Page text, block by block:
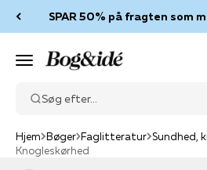
SPAR 50% på fragten som
Menu Bog & idé
Søg efter...
Hjem Bøger Faglitteratur Sundhed,
Knogleskørhed